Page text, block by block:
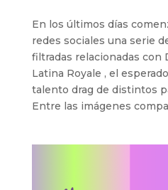
En los últimos días
redes sociales una serie
filtradas relacionadas con
Latina Royale , el
talento drag de distintos
Entre las imágenes